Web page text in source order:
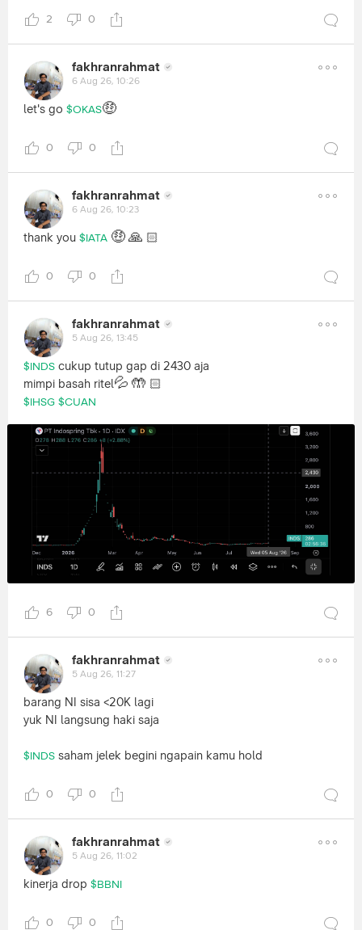
2 0
fakhranrahmat
6 Aug 26, 10:26
let's go $OKAS🤑
0 0
fakhranrahmat
6 Aug 26, 10:23
thank you $IATA 🤑 🙏 🏻
0 0
fakhranrahmat
5 Aug 26, 13:45
$INDS cukup tutup gap di 2430 aja
mimpi basah ritel💦 🤲 🏻
$IHSG $CUAN
6 0
fakhranrahmat
5 Aug 26, 11:27
barang NI sisa <20K lagi
yuk NI langsung haki saja
$INDS saham jelek begini ngapain kamu hold
0 0
fakhranrahmat
5 Aug 26, 11:02
kinerja drop $BBNI
0 0